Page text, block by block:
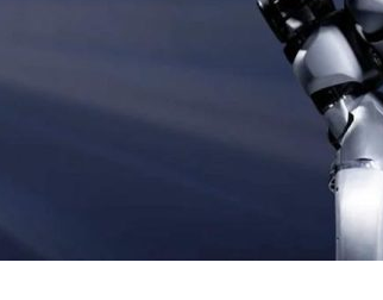
净利润暴跌7.7%，苏泊尔开始靠“擦边”续命了